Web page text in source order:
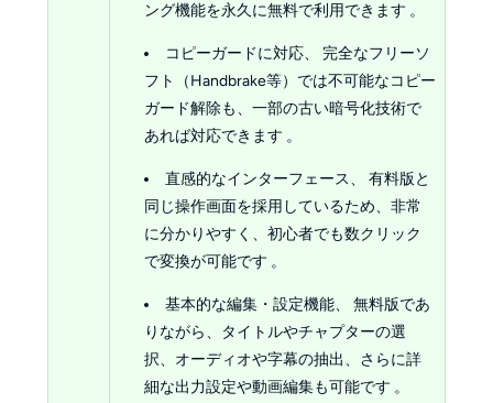
ング機能を永久に無料で利用できます 。
コピーガードに対応、 完全なフリーソ
フト（Handbrake等）では不可能なコピー
ガード解除も、一部の古い暗号化技術で
あれば対応できます 。
直感的なインターフェース、 有料版と
同じ操作画面を採用しているため、非常
に分かりやすく、初心者でも数クリック
で変換が可能です 。
基本的な編集・設定機能、 無料版であ
りながら、タイトルやチャプターの選
択、オーディオや字幕の抽出、さらに詳
細な出力設定や動画編集も可能です 。